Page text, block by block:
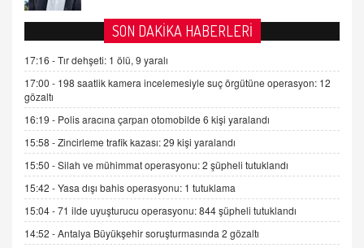
AV. DOĞAN CAN DOĞAN
Kişisel verilerin korunması ve dijital hukukun
15.09.2025 16:17
Kış Ayları Geldi, Hangi Önlemler Alınmalı?
9.12.2025 10:11
İNCİ GÜL AKÖL
Trump Keşke Adana'yı da Ziyaret Etse...
06.07.2026 13:00
SON DAKİKA HABERLERİ
17:16 -Tır dehşeti: 1 ölü, 9 yaralı
17:00 - 198 saatlik kamera incelemesiyle suç örgütüne operasyon: 12
gözaltı
16:19 - Polis aracına çarpan otomobilde 6 kişi yaralandı
15:58 -Zincirleme trafik kazası: 29 kişi yaralandı
15:50 -Silah ve mühimmat operasyonu: 2 şüpheli tutuklandı
15:42 -Yasa dışı bahis operasyonu: 1 tutuklama
15:04 -71 ilde uyuşturucu operasyonu: 844 şüpheli tutuklandı
14:52 -Antalya Büyükşehir soruşturmasında 2 gözaltı